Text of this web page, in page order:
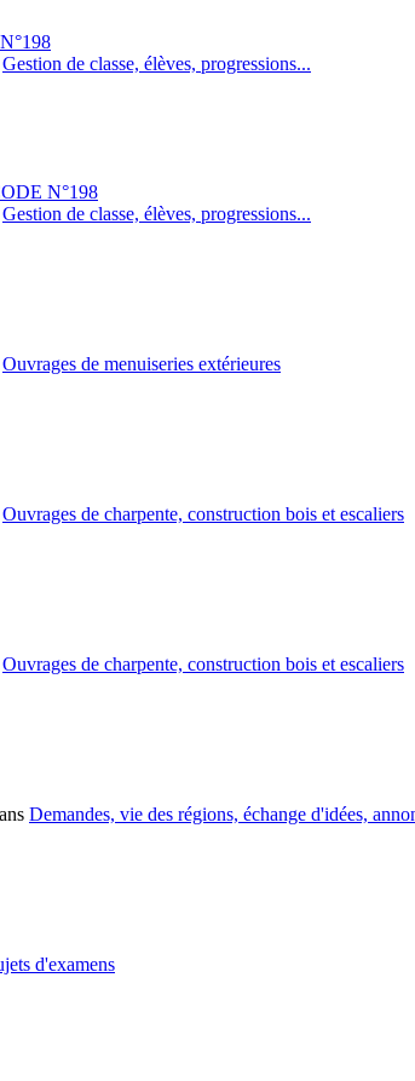
Gestion de classe, élèves, progressions...
N°198
Gestion de classe, élèves, progressions...
Ouvrages de menuiseries extérieures
Ouvrages de charpente, construction bois et escaliers
Ouvrages de charpente, construction bois et escaliers
Demandes, vie des régions, échange d'idées,
d'examens